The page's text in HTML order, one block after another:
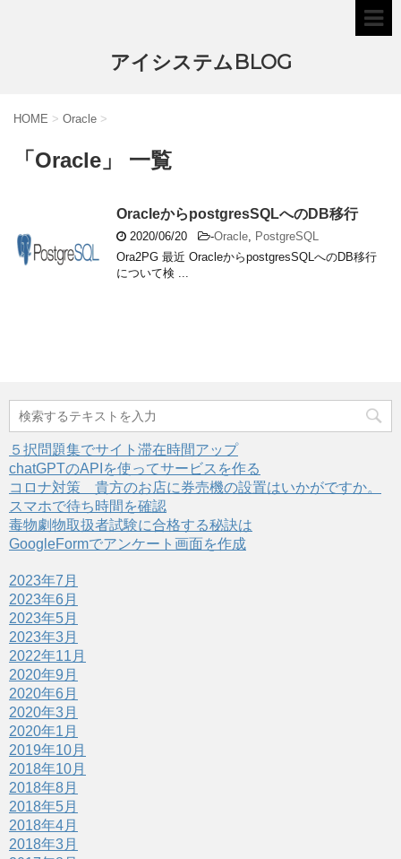
アイシステムBLOG
HOME > Oracle >
「Oracle」 一覧
OracleからpostgresSQLへのDB移行
2020/06/20 -Oracle, PostgreSQL
Ora2PG 最近 OracleからpostgresSQLへのDB移行
について検 ...
５択問題集でサイト滞在時間アップ
chatGPTのAPIを使ってサービスを作る
コロナ対策 貴方のお店に券売機の設置はいかがですか。
スマホで待ち時間を確認
毒物劇物取扱者試験に合格する秘訣は
GoogleFormでアンケート画面を作成
2023年7月
2023年6月
2023年5月
2023年3月
2022年11月
2020年9月
2020年6月
2020年3月
2020年1月
2019年10月
2018年10月
2018年8月
2018年5月
2018年4月
2018年3月